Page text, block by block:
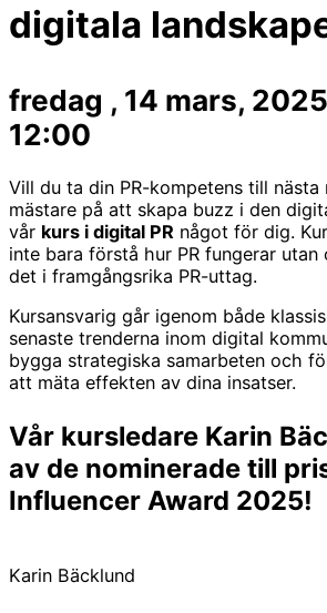
digitala
fredag , 14 mars, 2025
12:00
Vill du ta din PR-kompetens till nästa
mästare på att skapa buzz i den
vår kurs i digital PR något för dig.
inte bara förstå hur PR fungerar
det i framgångsrika PR-uttag.
Kursansvarig går igenom både
senaste trenderna inom digital
bygga strategiska samarbeten och
att mäta effekten av dina insatser.
Vår kursledare Karin
av de nominerade till
Influencer Award 2025!
Karin Bäcklund